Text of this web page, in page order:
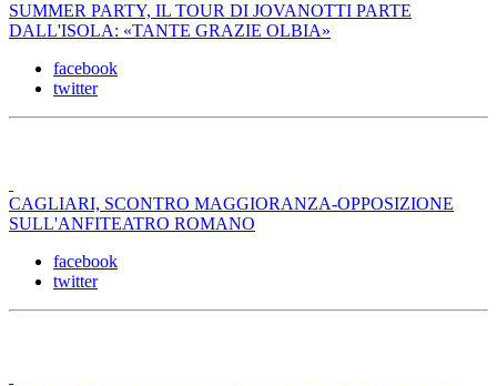
SUMMER PARTY, IL TOUR DI JOVANOTTI PARTE
DALL'ISOLA: «TANTE GRAZIE OLBIA»
facebook
twitter
CAGLIARI, SCONTRO MAGGIORANZA-OPPOSIZIONE
SULL'ANFITEATRO ROMANO
facebook
twitter